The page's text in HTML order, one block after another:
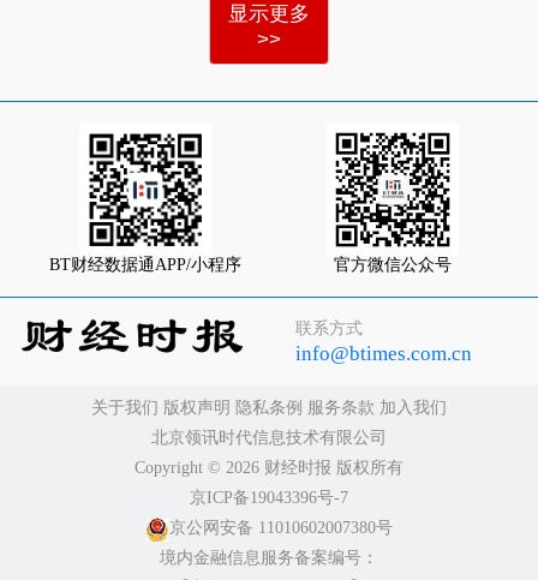
显示更多
>>
BT财经数据通APP/小程序 官方微信公众号
联系方式
info@btimes.com.cn
关于我们 版权声明 隐私条例 服务条款 加入我们
北京领讯时代信息技术有限公司
Copyright ©️ 2026 财经时报 版权所有
京ICP备19043396号-7
京公网安备 11010602007380号
境内金融信息服务备案编号：